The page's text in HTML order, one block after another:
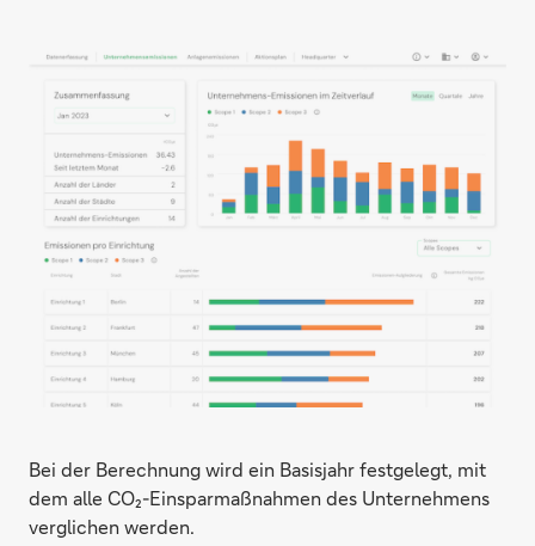
Bei der Berechnung wird ein Basisjahr festgelegt, mit
dem alle CO₂-Einsparmaßnahmen des Unternehmens
verglichen werden.